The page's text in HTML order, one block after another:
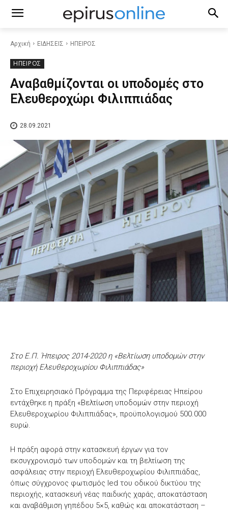
Αρχική ΕΙΔΗΣΕΙΣ ΗΠΕΙΡΟΣ
ΗΠΕΙΡΟΣ
Αναβαθμίζονται οι υποδομές στο
Ελευθεροχώρι Φιλιππιάδας
28.09.2021
Στο Ε.Π. Ήπειρος 2014-2020 η «Βελτίωση υποδομών στην
περιοχή Ελευθεροχωρίου Φιλιππιάδας»
Στο Επιχειρησιακό Πρόγραμμα της Περιφέρειας Ηπείρου
εντάχθηκε η πράξη «Βελτίωση υποδομών στην περιοχή
Ελευθεροχωρίου Φιλιππιάδας», προϋπολογισμού 500.000
ευρώ.
Η πράξη αφορά στην κατασκευή έργων για τον
εκσυγχρονισμό των υποδομών και τη βελτίωση της
ασφάλειας στην περιοχή Ελευθεροχωρίου Φιλιππιάδας,
όπως σύγχρονος φωτισμός led του οδικού δικτύου της
περιοχής, κατασκευή νέας παιδικής χαράς, αποκατάσταση
και αναβάθμιση γηπέδου 5×5, καθώς και αποκατάσταση –